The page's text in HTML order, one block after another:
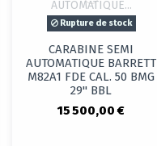
Rupture de stock
CARABINE SEMI
AUTOMATIQUE BARRETT
M82A1 FDE CAL. 50 BMG
29" BBL
15 500,00 €